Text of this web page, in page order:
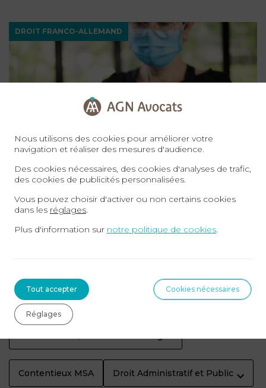
DROIT FRANCO-ALLEMAND
19-06-20
ja, aber unter welchen Bedingungen ?
Actualités Assurance & Responsabilité
Contentieux MSA Droit Administratif et Public
Nous utilisons des cookies pour améliorer votre
navigation et réaliser des mesures d'audience.
Des cookies nécessaires, des cookies d'analyses de trafic,
des cookies de publicités personnalisées.
Vous pouvez choisir d'activer ou non certains cookies
dans les réglages.
Plus d'information sur notre politique de cookies.
Tout accepter Cookies nécessaires
Réglages